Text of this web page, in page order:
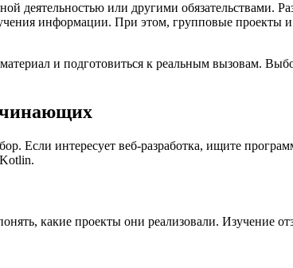
деятельностью или другими обязательствами.
информации. При этом, групповые проекты
и подготовиться к реальным вызовам.
Если интересует веб-разработка, ищите
какие проекты они реализовали. Изучение